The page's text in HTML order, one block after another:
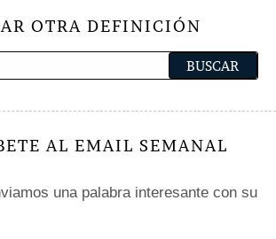
OTRA DEFINICIÓN
AL EMAIL SEMANAL
una palabra interesante con su